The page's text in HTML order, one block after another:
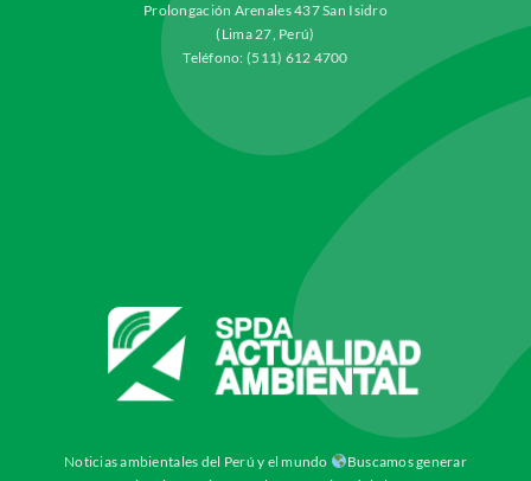
Prolongación Arenales 437 San Isidro
(Lima 27, Perú)
Teléfono: (511) 612 4700
Noticias ambientales del Perú y el mundo
Buscamos generar